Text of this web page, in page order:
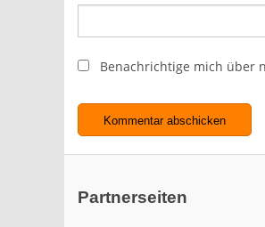
Benachrichtige mich über
Partnerseiten